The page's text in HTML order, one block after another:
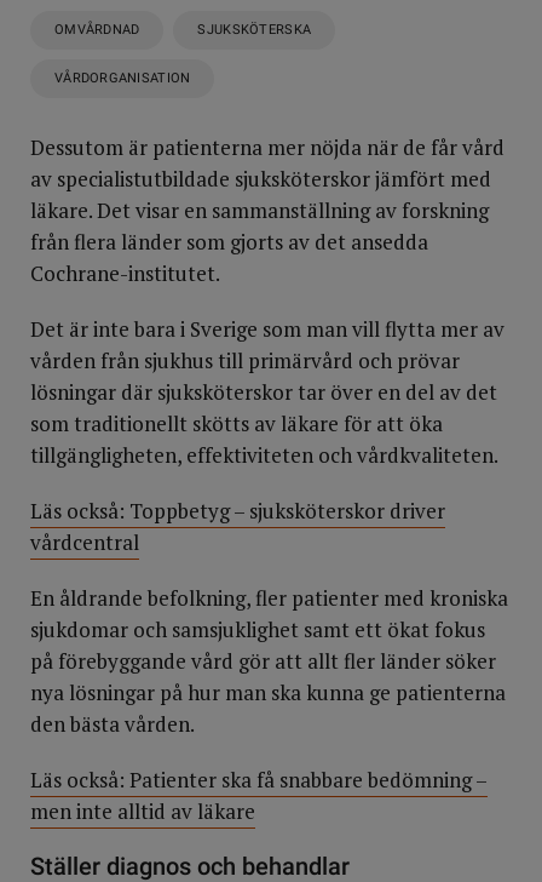
OMVÅRDNAD SJUKSKÖTERSKA
VÅRDORGANISATION
Dessutom är patienterna mer nöjda när de får vård
av specialistutbildade sjuksköterskor jämfört med
läkare. Det visar en sammanställning av forskning
från flera länder som gjorts av det ansedda
Cochrane-institutet.
Det är inte bara i Sverige som man vill flytta mer av
vården från sjukhus till primärvård och prövar
lösningar där sjuksköterskor tar över en del av det
som traditionellt skötts av läkare för att öka
tillgängligheten, effektiviteten och vårdkvaliteten.
Läs också: Toppbetyg – sjuksköterskor driver
vårdcentral
En åldrande befolkning, fler patienter med kroniska
sjukdomar och samsjuklighet samt ett ökat fokus
på förebyggande vård gör att allt fler länder söker
nya lösningar på hur man ska kunna ge patienterna
den bästa vården.
Läs också: Patienter ska få snabbare bedömning –
men inte alltid av läkare
Ställer diagnos och behandlar